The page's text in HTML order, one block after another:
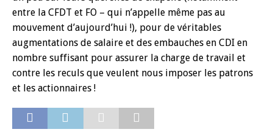
entre la CFDT et FO – qui n’appelle même pas au
mouvement d’aujourd’hui !), pour de véritables
augmentations de salaire et des embauches en CDI en
nombre suffisant pour assurer la charge de travail et
contre les reculs que veulent nous imposer les patrons
et les actionnaires !